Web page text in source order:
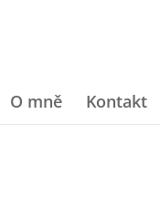
O mně Kontakt